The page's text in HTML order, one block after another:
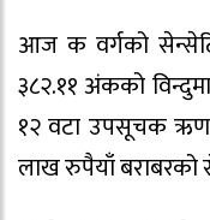
आज क वर्गको
३८२.११ अंकको
१२ वटा उपसूचक
लाख रुपैयाँ बराबरको